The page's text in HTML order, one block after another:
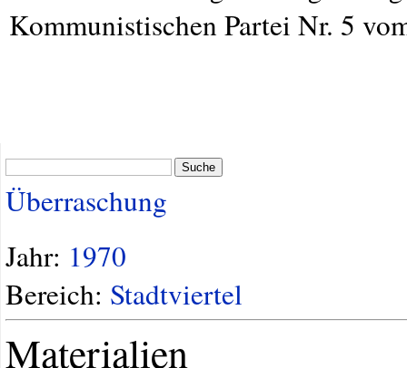
Kommunistischen Partei Nr. 5
Suche
Überraschung
Jahr: 1970
Bereich: Stadtviertel
Materialien